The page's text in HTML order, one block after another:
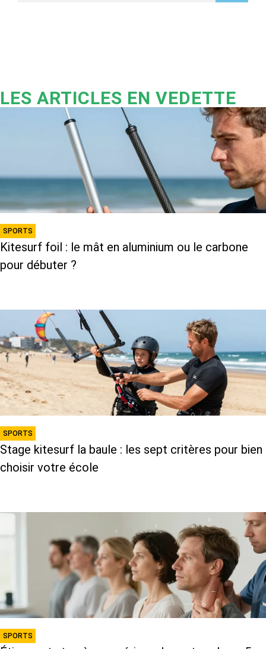
LES ARTICLES EN VEDETTE
SPORTS
Kitesurf foil : le mât en aluminium ou le carbone
pour débuter ?
SPORTS
Stage kitesurf la baule : les sept critères pour bien
choisir votre école
SPORTS